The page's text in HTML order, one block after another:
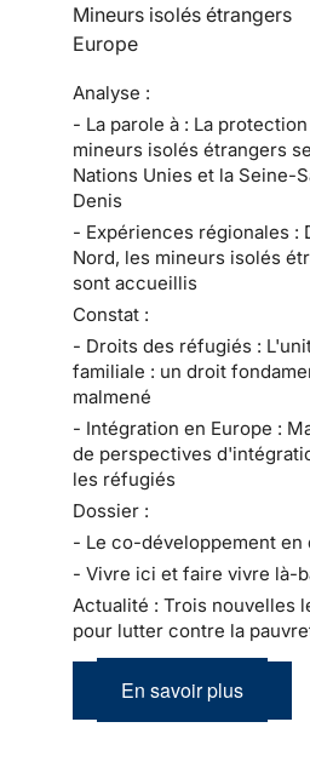
Mineurs isolés étrangers
Europe
Analyse :
- La parole à : La
mineurs isolés étrangers
Nations Unies et la Seine-
Denis
- Expériences régionales :
Nord, les mineurs isolés
sont accueillis
Constat :
- Droits des réfugiés :
familiale : un droit
malmené
- Intégration en Europe :
de perspectives
les réfugiés
Dossier :
- Le co-développement en
- Vivre ici et faire vivre là-
Actualité : Trois nouvelles
pour lutter contre la
En savoir plus